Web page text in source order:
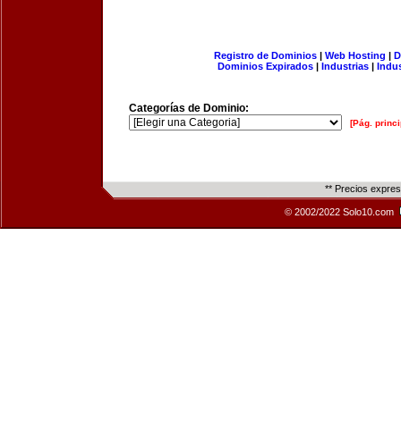
Registro de Dominios| Web Hosting |
Dominios Expirados | Industrias |
Categorías de Dominio:
[Pág.
** Precios
© 2002/2022 Solo10.com